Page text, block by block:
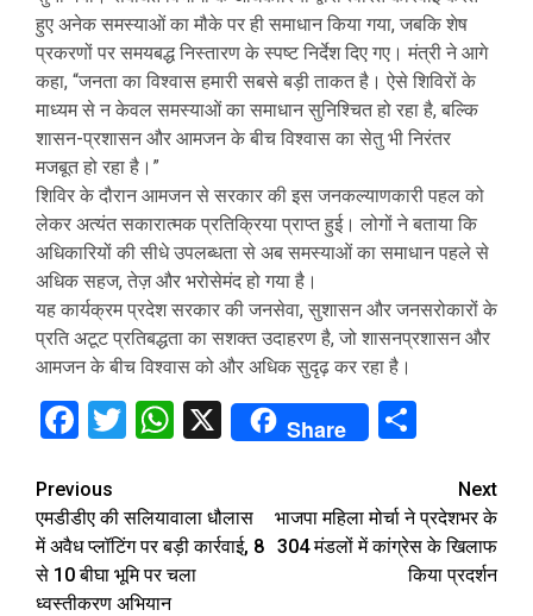
हुए अनेक समस्याओं का मौके पर ही समाधान किया गया, जबकि शेष
प्रकरणों पर समयबद्ध निस्तारण के स्पष्ट निर्देश दिए गए। मंत्री ने आगे
कहा, “जनता का विश्वास हमारी सबसे बड़ी ताकत है। ऐसे शिविरों के
माध्यम से न केवल समस्याओं का समाधान सुनिश्चित हो रहा है, बल्कि
शासन-प्रशासन और आमजन के बीच विश्वास का सेतु भी निरंतर
मजबूत हो रहा है।”
शिविर के दौरान आमजन से सरकार की इस जनकल्याणकारी पहल को
लेकर अत्यंत सकारात्मक प्रतिक्रिया प्राप्त हुई। लोगों ने बताया कि
अधिकारियों की सीधे उपलब्धता से अब समस्याओं का समाधान पहले से
अधिक सहज, तेज़ और भरोसेमंद हो गया है।
यह कार्यक्रम प्रदेश सरकार की जनसेवा, सुशासन और जनसरोकारों के
प्रति अटूट प्रतिबद्धता का सशक्त उदाहरण है, जो शासनप्रशासन और
आमजन के बीच विश्वास को और अधिक सुदृढ़ कर रहा है।
Facebook
TwitterWhatsApp
X Share
Continue
Reading
Previous
एमडीडीए की सलियावाला धौलास
में अवैध प्लॉटिंग पर बड़ी कार्रवाई, 8
से 10 बीघा भूमि पर चला
ध्वस्तीकरण अभियान
Next
भाजपा महिला मोर्चा ने प्रदेशभर के
304 मंडलों में कांग्रेस के खिलाफ
किया प्रदर्शन